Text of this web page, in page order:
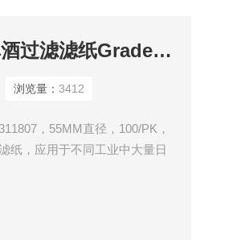
10311810 10311811WHATMAN啤酒过滤滤纸Grade 597标准级定性滤纸10311807
浏览量：3412
，55MM直径，100/PK，
纸，应用于不同工业中大量日